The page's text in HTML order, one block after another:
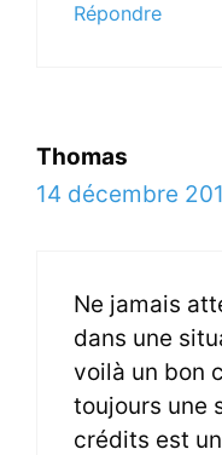
Répondre
Thomas
14 décembre
Ne jamais
dans une
voilà un bon
toujours une
crédits est